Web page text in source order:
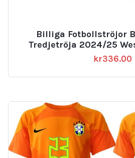
Billiga Fotbollströjor
Tredjetröja 2024/25
kr336.00